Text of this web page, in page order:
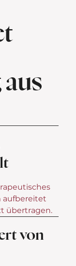
aufbereitet
übertragen.
von